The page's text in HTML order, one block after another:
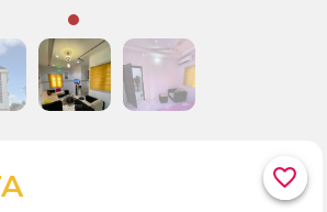
favorite_border